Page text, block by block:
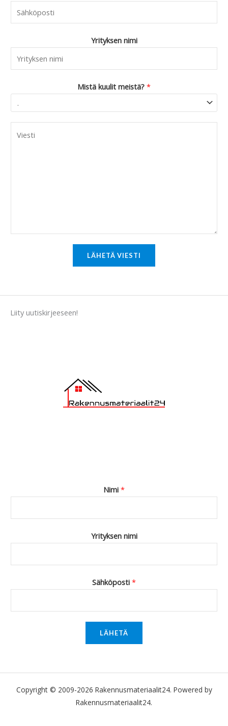
Yrityksen nimi
Mistä kuulit meistä? *
s
LÄHETÄ VIESTI
Liity uutiskirjeeseen!
Nimi *
Yrityksen nimi
Sähköposti *
LÄHETÄ
Copyright © 2009-2026 Rakennusmateriaalit24. Powered by
Rakennusmateriaalit24.